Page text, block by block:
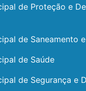
de Proteção e
de Saneamento
de Saúde
de Segurança e